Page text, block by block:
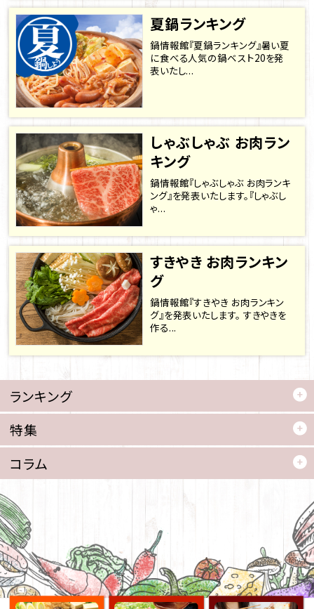
夏鍋ランキング
鍋情報館『夏鍋ランキング』暑い夏
に食べる人気の鍋ベスト20を発
表いたし...
しゃぶしゃぶ お肉ラン
キング
鍋情報館『しゃぶしゃぶ お肉ランキ
ング』を発表いたします。『しゃぶし
ゃ...
すきやき お肉ランキン
グ
鍋情報館『すきやき お肉ランキン
グ』を発表いたします。 すきやきを
作る...
ランキング
特集
コラム